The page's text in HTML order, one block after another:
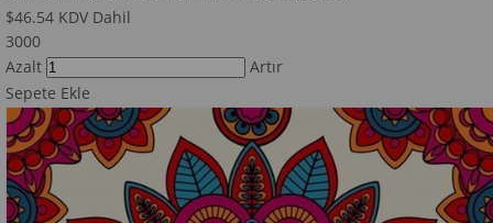
$46.54 KDV Dahil
3000
Azalt
Artır
Sepete Ekle